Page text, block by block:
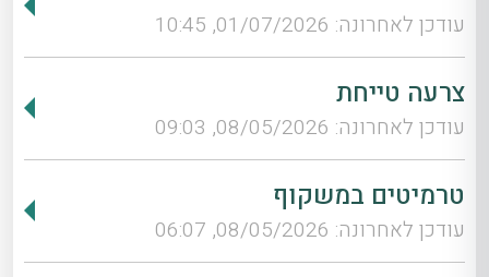
עודכן לאחרונה: 01/07/2026, 10:45
צרעה טייחת
עודכן לאחרונה: 08/05/2026, 09:03
טרמיטים במשקוף
עודכן לאחרונה: 08/05/2026, 06:07